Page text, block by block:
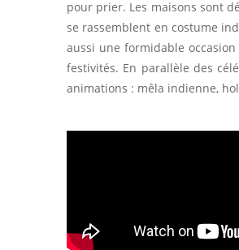
pour prier. Les maisons sont
se rassemblent en costume
aussi une formidable
festivités. En parallèle des
animations : mêla indienne,